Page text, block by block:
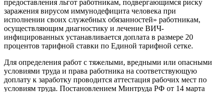
предоставления льгот работникам, подвергающимся риску
заражения вирусом иммунодефицита человека при
исполнении своих служебных обязанностей» работникам,
осуществляющим диагностику и лечение ВИЧ-
инфицированных устанавливается доплата в размере 20
процентов тарифной ставки по Единой тарифной сетке.
Для определения работ с тяжелыми, вредными или опасными
условиями труда и права работника на соответствующую
доплату к заработку проводится аттестация рабочих мест по
условиям труда. Постановлением Минтруда РФ от 14 марта